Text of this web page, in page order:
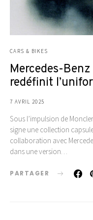
CARS & BIKES
Mercedes-
redéfinit
7 AVRIL 2025
Sous l’impulsion de
signe une collection
collaboration avec
dans une version…
PARTAGER